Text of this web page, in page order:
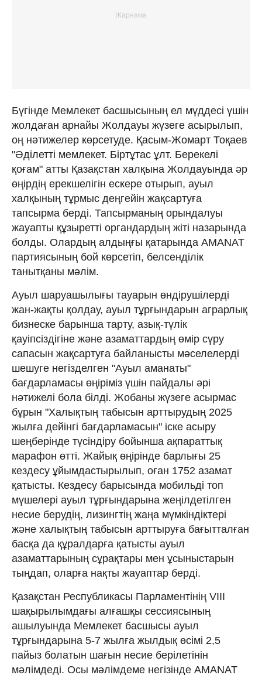
Бүгінде Мемлекет басшысының ел мүддесі үшін
жолдаған арнайы Жолдауы жүзеге асырылып,
оң нәтижелер көрсетуде. Қасым-Жомарт Тоқаев
"Әділетті мемлекет. Біртұтас ұлт. Берекелі
қоғам" атты Қазақстан халқына Жолдауында әр
өңірдің ерекшелігін ескере отырып, ауыл
халқының тұрмыс деңгейін жақсартуға
тапсырма берді. Тапсырманың орындалуы
жауапты құзыретті органдардың жіті назарында
болды. Олардың алдыңғы қатарында AMANAT
партиясының бой көрсетіп, белсенділік
танытқаны мәлім.
Ауыл шаруашылығы тауарын өндірушілерді
жан-жақты қолдау, ауыл тұрғындарын аграрлық
бизнеске барынша тарту, азық-түлік
қауіпсіздігіне және азаматтардың өмір сүру
сапасын жақсартуға байланысты мәселелерді
шешуге негізделген "Ауыл аманаты"
бағдарламасы өңіріміз үшін пайдалы әрі
нәтижелі бола білді. Жобаны жүзеге асырмас
бұрын "Халықтың табысын арттырудың 2025
жылға дейінгі бағдарламасын" іске асыру
шеңберінде түсіндіру бойынша ақпараттық
марафон өтті. Жайық өңірінде барлығы 25
кездесу ұйымдастырылып, оған 1752 азамат
қатысты. Кездесу барысында мобильді топ
мүшелері ауыл тұрғындарына жеңілдетілген
несие берудің, лизингтің жаңа мүмкіндіктері
және халықтың табысын арттыруға бағытталған
басқа да құралдарға қатысты ауыл
азаматтарының сұрақтары мен ұсыныстарын
тыңдап, оларға нақты жауаптар берді.
Қазақстан Республикасы Парламентінің VIII
шақырылымдағы алғашқы сессиясының
ашылуында Мемлекет басшысы ауыл
тұрғындарына 5-7 жылға жылдық өсімі 2,5
пайыз болатын шағын несие берілетінін
мәлімдеді. Осы мәлімдеме негізінде AMANAT